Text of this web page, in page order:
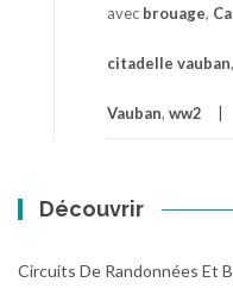
avec brouage,
citadelle vauban,
Vauban, ww2
Découvrir
Circuits De Randonnées Et